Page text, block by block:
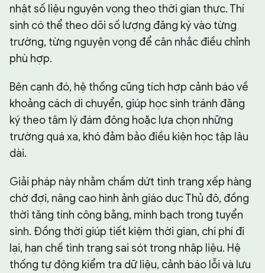
nhật số liệu nguyện vọng theo thời gian thực. Thí
sinh có thể theo dõi số lượng đăng ký vào từng
trường, từng nguyện vọng để cân nhắc điều chỉnh
phù hợp.
Bên cạnh đó, hệ thống cũng tích hợp cảnh báo về
khoảng cách di chuyển, giúp học sinh tránh đăng
ký theo tâm lý đám đông hoặc lựa chọn những
trường quá xa, khó đảm bảo điều kiện học tập lâu
dài.
Giải pháp này nhằm chấm dứt tình trạng xếp hàng
chờ đợi, nâng cao hình ảnh giáo dục Thủ đô, đồng
thời tăng tính công bằng, minh bạch trong tuyển
sinh. Đồng thời giúp tiết kiệm thời gian, chi phí đi
lại, hạn chế tình trạng sai sót trong nhập liệu. Hệ
thống tự động kiểm tra dữ liệu, cảnh báo lỗi và lưu